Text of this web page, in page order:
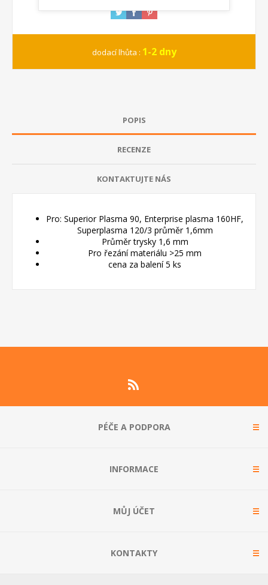
dodací lhůta : 1-2 dny
POPIS
RECENZE
KONTAKTUJTE NÁS
Pro: Superior Plasma 90, Enterprise plasma 160HF,
Superplasma 120/3 průměr 1,6mm
Průměr trysky 1,6 mm
Pro řezání materiálu >25 mm
cena za balení 5 ks
PÉČE A PODPORA
INFORMACE
MŮJ ÚČET
KONTAKTY